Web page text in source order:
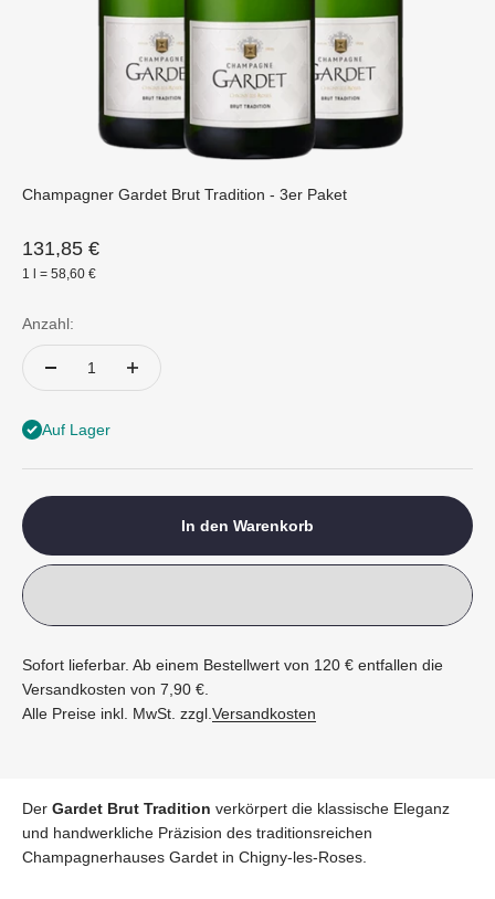
Champagner Gardet Brut Tradition - 3er Paket
Angebot
131,85 €
1 l = 58,60 €
Anzahl:
Auf Lager
In den Warenkorb
Sofort lieferbar. Ab einem Bestellwert von 120 € entfallen die
Versandkosten von 7,90 €.
Alle Preise inkl. MwSt. zzgl.Versandkosten
Der Gardet Brut Tradition verkörpert die klassische Eleganz
und handwerkliche Präzision des traditionsreichen
Champagnerhauses Gardet in Chigny-les-Roses.